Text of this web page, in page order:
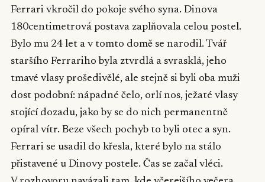
Ferrari vkročil do pokoje svého syna. Dinova
180centimetrová postava zaplňovala celou postel.
Bylo mu 24 let a v tomto domě se narodil. Tvář
staršího Ferrariho byla ztvrdlá a svrasklá, jeho
tmavé vlasy prošedivělé, ale stejně si byli oba muži
dost podobní: nápadné čelo, orlí nos, ježaté vlasy
stojící dozadu, jako by se do nich permanentně
opíral vítr. Beze všech pochyb to byli otec a syn.
Ferrari se usadil do křesla, které bylo na stálo
přistavené u Dinovy postele. Čas se začal vléci.